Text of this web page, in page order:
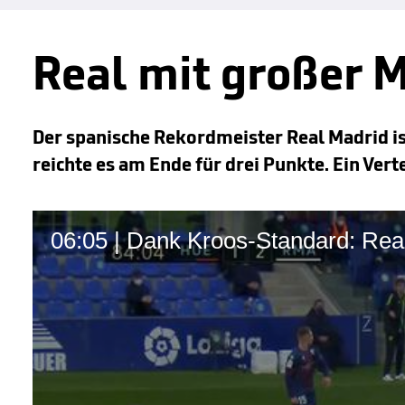
Real mit großer
Der spanische Rekordmeister Real
reichte es am Ende für drei Punkte. Ein
06:05 | Dank Kroos-Standard: